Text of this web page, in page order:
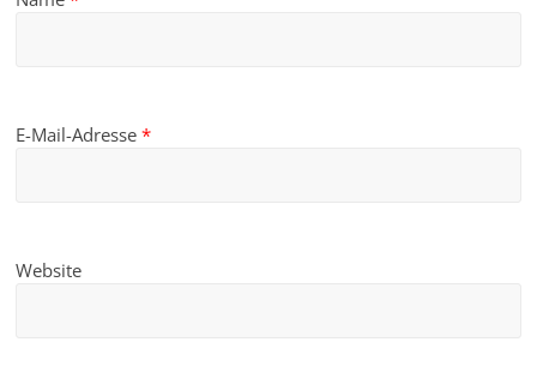
E-Mail-Adresse*
Website